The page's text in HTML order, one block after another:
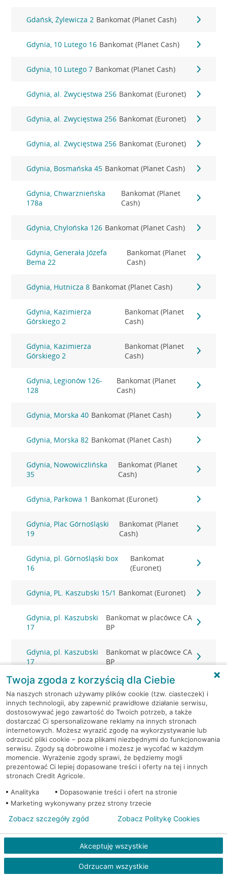
Gdańsk, Żylewicza 2 Bankomat (Planet Cash)
Gdynia, 10 Lutego 16 Bankomat (Planet Cash)
Gdynia, 10 Lutego 7 Bankomat (Planet Cash)
Gdynia, al. Zwycięstwa 256 Bankomat (Euronet)
Gdynia, al. Zwycięstwa 256 Bankomat (Euronet)
Gdynia, al. Zwycięstwa 256 Bankomat (Euronet)
Gdynia, Bosmańska 45 Bankomat (Planet Cash)
Gdynia, Chwarznieńska
178a
Bankomat (Planet
Cash)
Gdynia, Chylońska 126 Bankomat (Planet Cash)
Gdynia, Generała Józefa
Bema 22
Bankomat (Planet
Cash)
Gdynia, Hutnicza 8 Bankomat (Planet Cash)
Gdynia, Kazimierza
Górskiego 2
Bankomat (Planet
Cash)
Gdynia, Kazimierza
Górskiego 2
Bankomat (Planet
Cash)
Gdynia, Legionów 126-
128
Bankomat (Planet
Cash)
Gdynia, Morska 40 Bankomat (Planet Cash)
Gdynia, Morska 82 Bankomat (Planet Cash)
Gdynia, Nowowiczlińska
35
Bankomat (Planet
Cash)
Gdynia, Parkowa 1 Bankomat (Euronet)
Gdynia, Plac Górnośląski
19
Bankomat (Planet
Cash)
Gdynia, pl. Górnośląski box
16
Bankomat
(Euronet)
Gdynia, PL. Kaszubski 15/1 Bankomat (Euronet)
Gdynia, pl. Kaszubski
17
Bankomat w placówce CA
BP
Gdynia, pl. Kaszubski
17
Bankomat w placówce CA
BP
Gdynia, pl. Konstytucji 1 Bankomat (Euronet)
Gdynia, Śląska 47 Bankomat (Planet Cash)
Gdynia, Śląska 47 Bankomat (Planet Cash)
Gdynia, Strażacka 2 Bankomat (Planet Cash)
Gdynia, ul. 10-go Lutego 11 Bankomat (Euronet)
Gdynia, ul. 10-go Lutego 11 Bankomat (Euronet)
Gdynia, ul. 10-go Lutego 11 Bankomat (Euronet)
Twoja zgoda z korzyścią dla Ciebie
Na naszych stronach używamy plików cookie (tzw. ciasteczek) i
innych technologii, aby zapewnić prawidłowe działanie serwisu,
dostosowywać jego zawartość do Twoich potrzeb, a także
dostarczać Ci spersonalizowane reklamy na innych stronach
internetowych. Możesz wyrazić zgodę na wykorzystywanie lub
odrzucić pliki cookie – poza plikami niezbędnymi do funkcjonowania
serwisu. Zgody są dobrowolne i możesz je wycofać w każdym
momencie. Wyrażenie zgody sprawi, że będziemy mogli
prezentować Ci lepiej dopasowane treści i oferty na tej i innych
stronach Credit Agricole.
Analityka
Dopasowanie treści i ofert na stronie
Marketing wykonywany przez strony trzecie
Akceptuję wszystkie
Odrzucam wszystkie
Zobacz szczegóły zgód Zobacz Politykę Cookies